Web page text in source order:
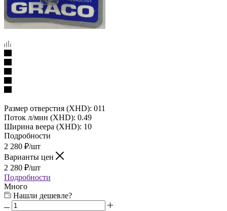
Размер отверстия (XHD): 011
Поток л/мин (XHD): 0.49
Ширина веера (XHD): 10
Подробности
2 280 ₽/шт
Варианты цен
2 280 ₽/шт
Подробности
Много
Нашли дешевле?